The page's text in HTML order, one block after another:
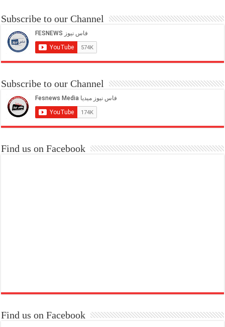
Subscribe to our Channel
Subscribe to our Channel
Find us on Facebook
Find us on Facebook